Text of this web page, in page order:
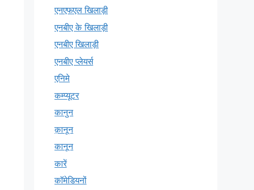
एनएफएल खिलाड़ी
एनबीए के खिलाड़ी
एनबीए खिलाड़ी
एनबीए प्लेयर्स
एनिमे
कम्प्यूटर
कानुन
क़ानून
कानून
कारें
कॉमेडियनों